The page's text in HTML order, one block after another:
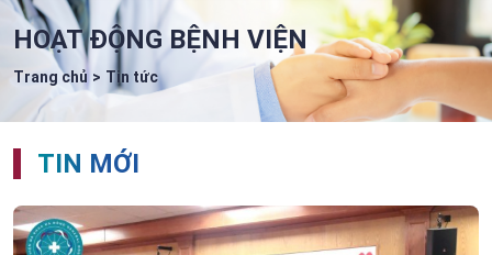
HOẠT ĐỘNG BỆNH VIỆN
Trang chủ > Tin tức
TIN MỚI